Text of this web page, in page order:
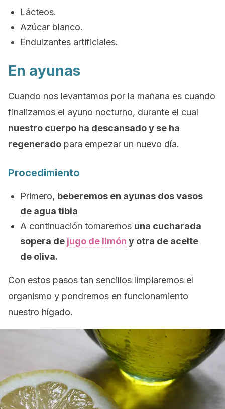
Lácteos.
Azúcar blanco.
Endulzantes artificiales.
En ayunas
Cuando nos levantamos por la mañana es cuando
finalizamos el ayuno nocturno, durante el cual
nuestro cuerpo ha descansado y se ha
regenerado para empezar un nuevo día.
Procedimiento
Primero, beberemos en ayunas dos vasos
de agua tibia
A continuación tomaremos una cucharada
sopera de jugo de limón y otra de aceite
de oliva.
Con estos pasos tan sencillos limpiaremos el
organismo y pondremos en funcionamiento
nuestro hígado.